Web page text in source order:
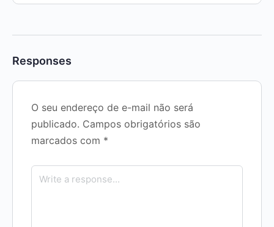
Responses
O seu endereço de e-mail não será
publicado. Campos obrigatórios são
marcados com *